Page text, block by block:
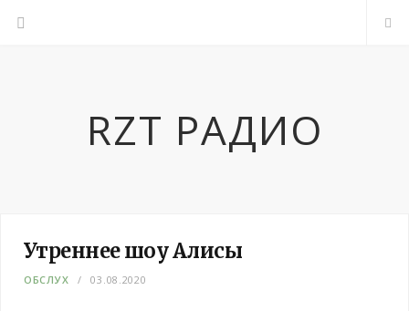
RZT РАДИО
Утреннее шоу Алисы
ОБСЛУХ 03.08.2020